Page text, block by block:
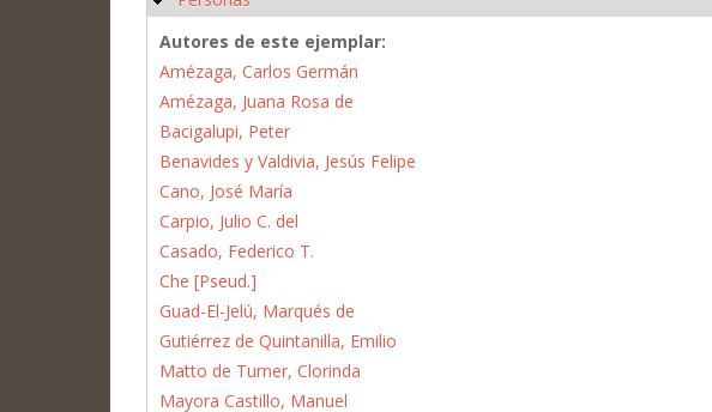
Autores de este ejemplar:
Amézaga, Carlos Germán
Amézaga, Juana Rosa de
Bacigalupi, Peter
Benavides y Valdivia, Jesús Felipe
Cano, José María
Carpio, Julio C. del
Casado, Federico T.
Che [Pseud.]
Guad-El-Jelú, Marqués de
Gutiérrez de Quintanilla, Emilio
Matto de Turner, Clorinda
Mayora Castillo, Manuel